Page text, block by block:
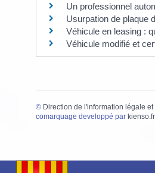
Un professionnel
Usurpation de plaque
Véhicule en leasing :
Véhicule modifié et
© Direction de l'information légale
comarquage developpé par kienso.fr